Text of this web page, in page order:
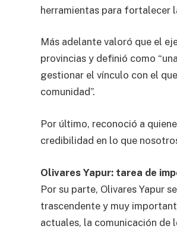
herramientas para fortalecer
Más adelante valoró que el
provincias y definió como
gestionar el vínculo con el
comunidad”.
Por último, reconoció a
credibilidad en lo que
Olivares Yapur: tarea de
Por su parte, Olivares Yapur
trascendente y muy
actuales, la comunicación de